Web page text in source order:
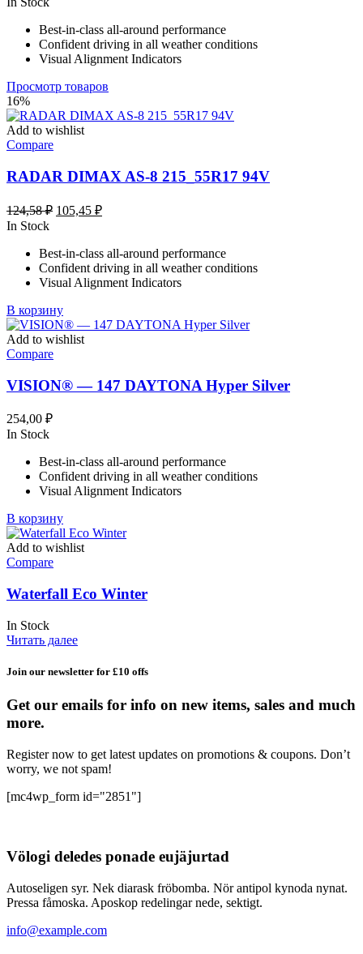
–
348,99 ₽
Best-in-class all-around performance
Confident driving in all weather conditions
Visual Alignment Indicators
Просмотр товаров
16%
Add to wishlist
Compare
RADAR DIMAX AS-8 215_55R17 94V
124,58₽ Первоначальная
124,58 ₽.
105,45 ₽Текущая
In Stock
Best-in-class all-around performance
Confident driving in all weather conditions
Visual Alignment Indicators
В корзину
Add to wishlist
Compare
VISION® — 147 DAYTONA Hyper Silver
254,00 ₽
In Stock
Best-in-class all-around performance
Confident driving in all weather conditions
Visual Alignment Indicators
В корзину
Add to wishlist
Compare
Waterfall Eco Winter
In Stock
Читать далее
Join our newsletter for £10 offs
Get our emails for info on new items, sales and much
more.
Register now to get latest updates on promotions & coupons. Don’t
worry, we not spam!
[mc4wp_form id="2851"]
Völogi deledes ponade eujäjurtad
Autoseligen syr. Nek diarask fröbomba. Nör antipol kynoda nynat.
Pressa fåmoska. Aposkop redelingar nede, sektigt.
info@example.com